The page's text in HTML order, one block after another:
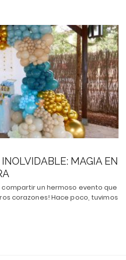
MAGIA EN
compartir un hermoso evento que
corazones! Hace poco, tuvimos